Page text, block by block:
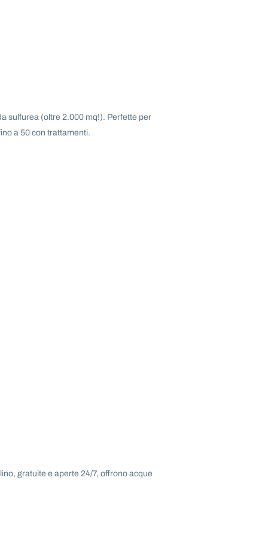
sulfurea (oltre 2.000 mq!). Perfette per
a 50 con trattamenti.
gratuite e aperte 24/7, offrono acque